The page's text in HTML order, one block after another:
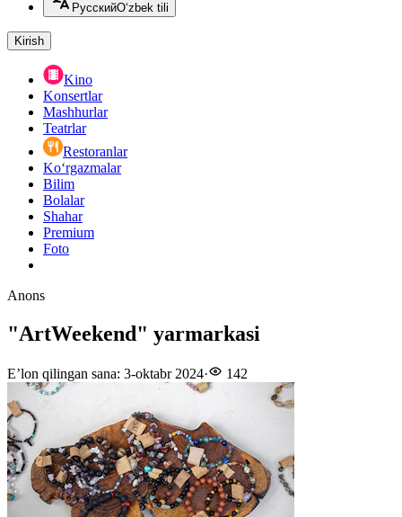
РусскийO‘zbek tili
Kirish
Kino
Konsertlar
Mashhurlar
Teatrlar
Restoranlar
Ko‘rgazmalar
Bilim
Bolalar
Shahar
Premium
Foto
Anons
"ArtWeekend" yarmarkasi
E’lon qilingan sana: 3-oktabr 2024· 142